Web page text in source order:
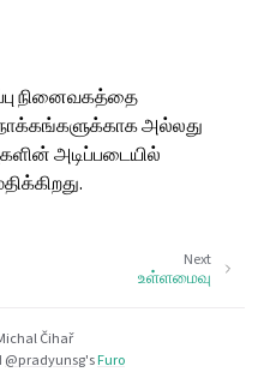
நினைவகத்தை
அல்லது
அடிப்படையில்
Next
உள்ளமைவு
Čihař
@pradyunsg'sFuro